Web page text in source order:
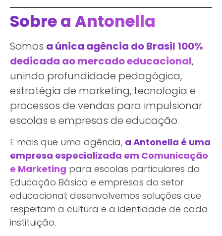
Sobre a Antonella
Somos a única agência do Brasil 100%
dedicada ao mercado educacional,
unindo profundidade pedagógica,
estratégia de marketing, tecnologia e
processos de vendas para impulsionar
escolas e empresas de educação.
E mais que uma agência, a Antonella é uma
empresa especializada em Comunicação
e Marketing para escolas particulares da
Educação Básica e empresas do setor
educacional; desenvolvemos soluções que
respeitam a cultura e a identidade de cada
instituição.